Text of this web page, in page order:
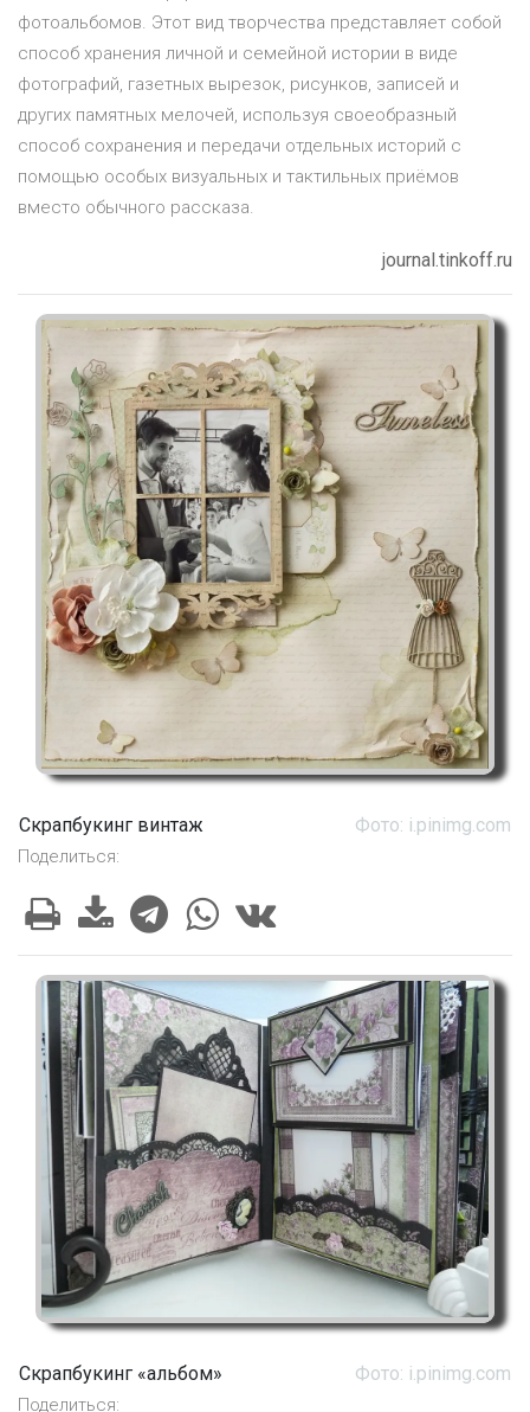
фотоальбомов. Этот вид творчества представляет собой
способ хранения личной и семейной истории в виде
фотографий, газетных вырезок, рисунков, записей и
других памятных мелочей, используя своеобразный
способ сохранения и передачи отдельных историй с
помощью особых визуальных и тактильных приёмов
вместо обычного рассказа.
journal.tinkoff.ru
Скрапбукинг винтаж Фото: i.pinimg.com
Поделиться:
Скрапбукинг «альбом» Фото: i.pinimg.com
Поделиться: